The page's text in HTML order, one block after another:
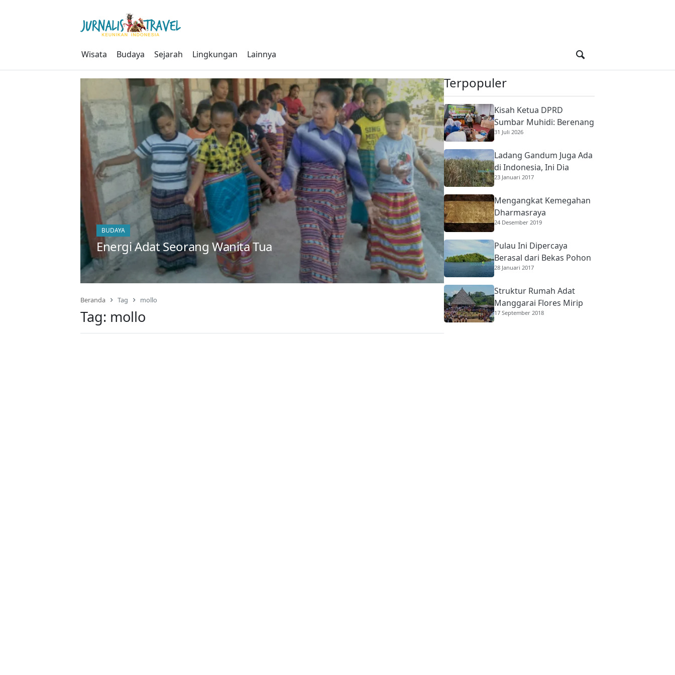
Wisata Budaya Sejarah Lingkungan Lainnya
BUDAYA
Energi Adat Seorang Wanita Tua
Beranda Tag mollo
Tag: mollo
Terpopuler
Kisah Ketua DPRD
Sumbar Muhidi: Berenang
di Sungai Berbuaya Demi
Orang Tua
31 Juli 2026
Ladang Gandum Juga Ada
di Indonesia, Ini Dia
23 Januari 2017
Mengangkat Kemegahan
Dharmasraya
24 Desember 2019
Pulau Ini Dipercaya
Berasal dari Bekas Pohon
Raksasa
28 Januari 2017
Struktur Rumah Adat
Manggarai Flores Mirip
Rumah Gadang
17 September 2018